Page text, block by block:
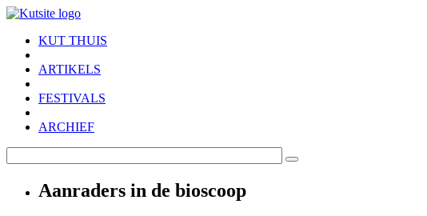
Skip to main content
KUT THUIS
ARTIKELS
FESTIVALS
ARCHIEF
Aanraders in de bioscoop